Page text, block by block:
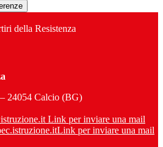
della Resistenza
24054 Calcio (BG)
Link per inviare una mail
Link per inviare una mail